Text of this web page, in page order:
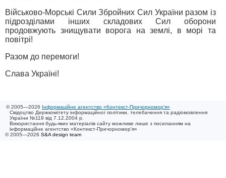
Військово-Морські Сили Збройних Сил України разом із
підрозділами інших складових Сил оборони
продовжують знищувати ворога на землі, в морі та
повітрі!
Разом до перемоги!
Слава Україні!
© 2005—2026 Інформаційне агентство «Контекст-Причорномор'я»
Свідоцтво Держкомітету інформаційної політики, телебачення та радіомовлення
України №119 від 7.12.2004 р.
Використання будь-яких матеріалів сайту можливе лише з посиланням на
інформаційне агентство «Контекст-Причорномор'я»
© 2005—2026 S&A design team